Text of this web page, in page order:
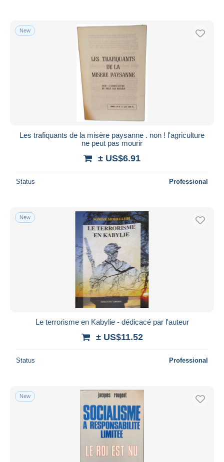
New
Les trafiquants de la misère paysanne . non ! l'agriculture
ne peut pas mourir
± US$6.91
Status Professional
New
Le terrorisme en Kabylie - dédicacé par l'auteur
± US$11.52
Status Professional
New